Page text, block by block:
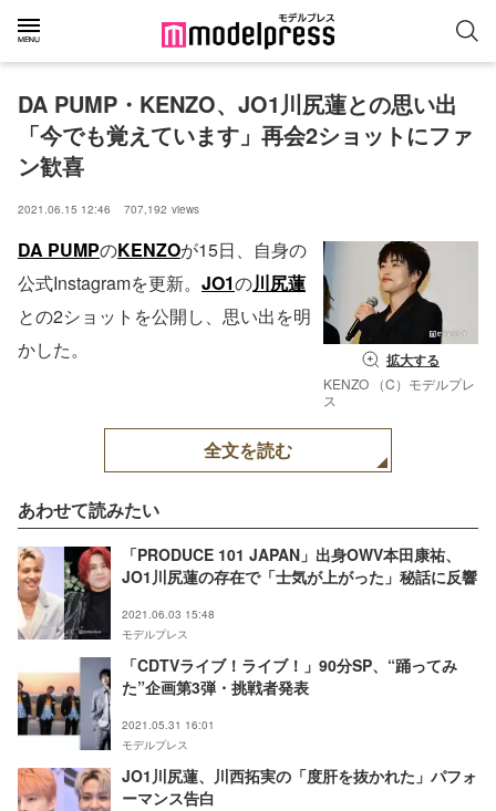
DA PUMP・KENZO、JO1川尻蓮との思い出
「今でも覚えています」再会2ショットにファ
ン歓喜
2021.06.15 12:46 707,192 views
拡大する
KENZO （C）モデルプレ
ス
DA PUMPのKENZOが15日、自身の
公式Instagramを更新。 JO1の川尻蓮
との2ショットを公開し、思い出を明
かした。
全文を読む
あわせて読みたい
「PRODUCE 101 JAPAN」出身OWV本田康祐、
JO1川尻蓮の存在で「士気が上がった」秘話に反響
2021.06.03 15:48
モデルプレス
「CDTVライブ！ライブ！」90分SP、“踊ってみ
た”企画第3弾・挑戦者発表
2021.05.31 16:01
モデルプレス
JO1川尻蓮、川西拓実の「度肝を抜かれた」パフォ
ーマンス告白